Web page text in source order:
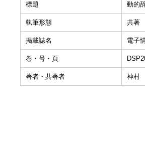
標題 動的
執筆形態 共著
掲載誌名 電子
巻・号・頁
著者・共著者 神村